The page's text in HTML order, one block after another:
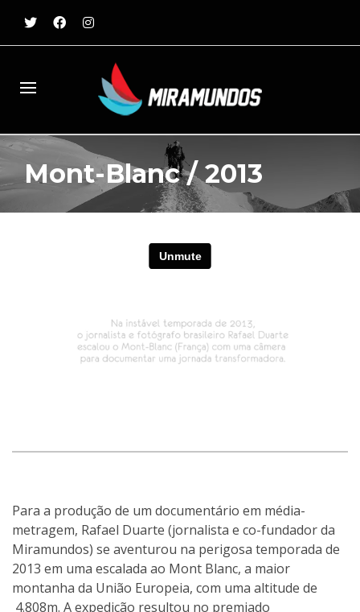
Mont-Blanc / 2013
Para a produção de um documentário em média-
metragem, Rafael Duarte (jornalista e co-fundador da
Miramundos) se aventurou na perigosa temporada de
2013 em uma escalada ao Mont Blanc, a maior
montanha da União Europeia, com uma altitude de
4.808m. A expedição resultou no premiado